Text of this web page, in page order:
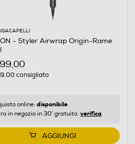
- Styler Airwrap Origin-Rame
consigliato
online: disponibile
in negozio in 30' gratuito: verifica
AGGIUNGI